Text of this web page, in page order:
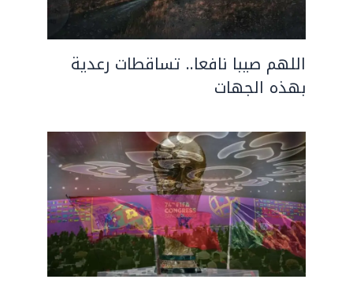
اللهم صيبا نافعا.. تساقطات رعدية
بهذه الجهات